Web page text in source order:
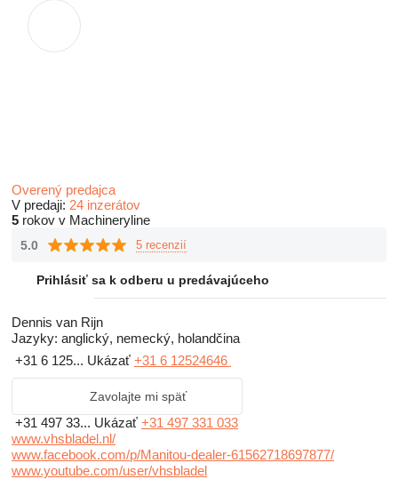
Overený predajca
V predaji: 24 inzerátov
5 rokov v Machineryline
5.0 5 recenzií
Prihlásiť sa k odberu u predávajúceho
Dennis van Rijn
Jazyky: anglický, nemecký, holandčina
+31 6 125... Ukázať +31 6 12524646
Zavolajte mi späť
+31 497 33... Ukázať +31 497 331 033
www.vhsbladel.nl/
www.facebook.com/p/Manitou-dealer-61562718697877/
www.youtube.com/user/vhsbladel